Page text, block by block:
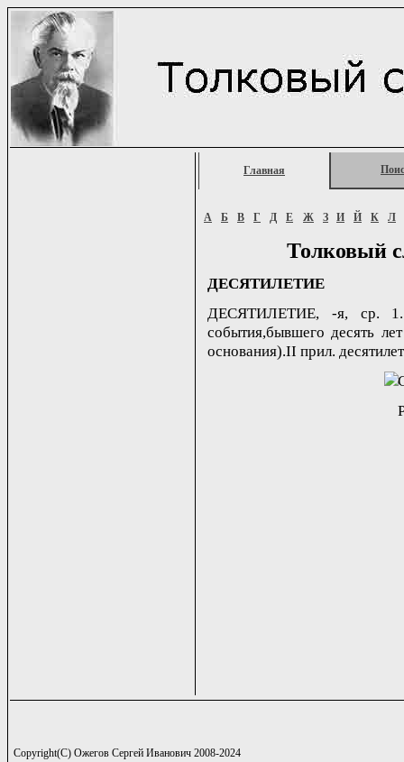
Главная
А Б В Г Д Е Ж З И Й К Л
Толковый
ДЕСЯТИЛЕТИЕ
ДЕСЯТИЛЕТИЕ, -я, ср. 1.
события,бывшего десять
основания).II прил.
Copyright(C) Ожегов Сергей Иванович 2008-2024